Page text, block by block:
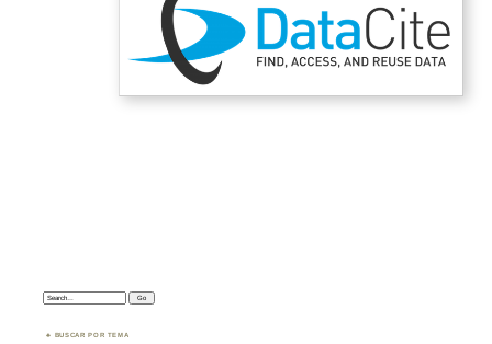
Search:
BUSCAR POR TEMA